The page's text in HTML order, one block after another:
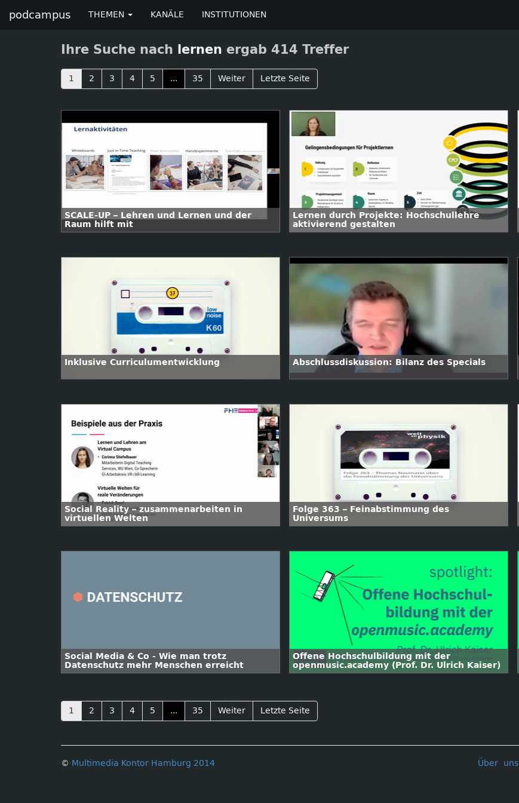
podcampus THEMEN KANÄLE INSTITUTIONEN
Ihre Suche nach lernen ergab 414 Treffer
1 2 3 4 5 ... 35 Weiter Letzte Seite
SCALE-UP – Lehren und Lernen und der
Raum hilft mit
Lernen durch Projekte: Hochschullehre
aktivierend gestalten
Inklusive Curriculumentwicklung Abschlussdiskussion: Bilanz des Specials
Social Reality – zusammenarbeiten in
virtuellen Welten
Folge 363 – Feinabstimmung des
Universums
Social Media & Co - Wie man trotz
Datenschutz mehr Menschen erreicht
Offene Hochschulbildung mit der
openmusic.academy (Prof. Dr. Ulrich Kaiser)
1 2 3 4 5 ... 35 Weiter Letzte Seite
Über uns
© Multimedia Kontor Hamburg 2014